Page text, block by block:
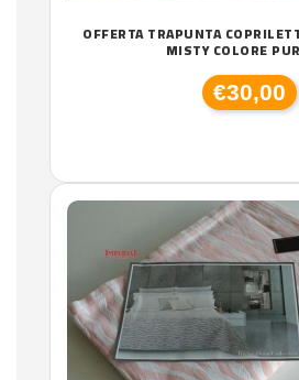
OFFERTA TRAPUNTA
MISTY COLORE
€30,00